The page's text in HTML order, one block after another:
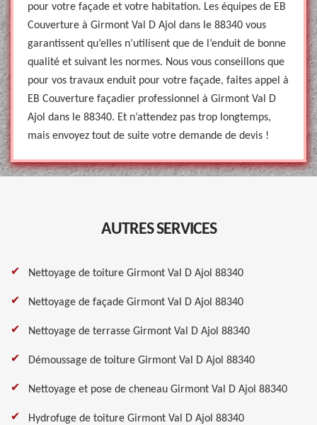
pour votre façade et votre habitation. Les équipes de EB
Couverture à Girmont Val D Ajol dans le 88340 vous
garantissent qu’elles n’utilisent que de l’enduit de bonne
qualité et suivant les normes. Nous vous conseillons que
pour vos travaux enduit pour votre façade, faites appel à
EB Couverture façadier professionnel à Girmont Val D
Ajol dans le 88340. Et n’attendez pas trop longtemps,
mais envoyez tout de suite votre demande de devis !
AUTRES SERVICES
Nettoyage de toiture Girmont Val D Ajol 88340
Nettoyage de façade Girmont Val D Ajol 88340
Nettoyage de terrasse Girmont Val D Ajol 88340
Démoussage de toiture Girmont Val D Ajol 88340
Nettoyage et pose de cheneau Girmont Val D Ajol 88340
Hydrofuge de toiture Girmont Val D Ajol 88340